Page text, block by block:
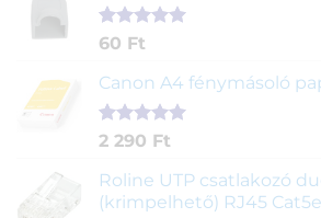
Értékelés
ből,
1
értékelés
alapján
60 Ft
Canon A4 fénymásoló
Értékelés
ből,
2
értékelés
alapján
2 290 Ft
Roline UTP csatlakozó
(krimpelhető) RJ45 Cat5e